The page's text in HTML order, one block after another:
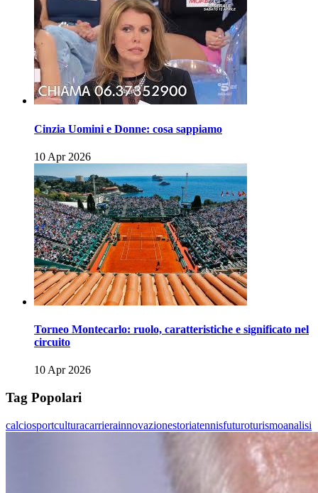
Cinzia Uomini e Donne: cosa sappiamo
10 Apr 2026
Torneo Montecarlo: ruolo, caratteristiche e significato nel
circuito
10 Apr 2026
Tag Popolari
calciosportculturacarrierainnovazionestoriatennisfuturoturismoanalisi